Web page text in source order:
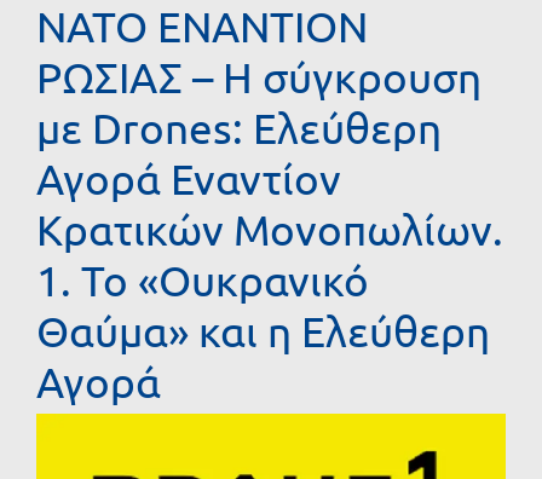
ΝΑΤΟ ΕΝΑΝΤΙΟΝ
ΡΩΣΙΑΣ – Η σύγκρουση
με Drones: Ελεύθερη
Αγορά Εναντίον
Κρατικών Μονοπωλίων.
1. Το «Ουκρανικό
Θαύμα» και η Ελεύθερη
Αγορά